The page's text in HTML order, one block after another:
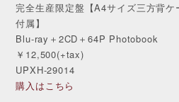
完全生産限定盤【A4サイズ三方背
付属】
Blu-ray＋2CD＋64P Photobook
￥12,500(+tax)
UPXH-29014
購入はこちら